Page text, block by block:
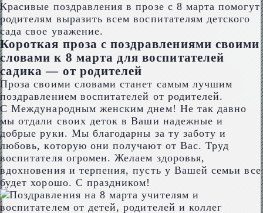
Красивые поздравления в прозе с 8 марта помогут
родителям выразить всем воспитателям детского
сада свое уважение.
Короткая проза с поздравлениями своими
словами к 8 марта для воспитателей
садика — от родителей
Проза своими словами станет самым лучшим
поздравлением воспитателей от родителей.
С Международным женским днем! Не так давно
мы отдали своих деток в Ваши надежные и
добрые руки. Мы благодарны за ту заботу и
любовь, которую они получают от Вас. Труд
воспитателя огромен. Желаем здоровья,
вдохновения и терпения, пусть у Вашей семьи все
будет хорошо. С праздником!